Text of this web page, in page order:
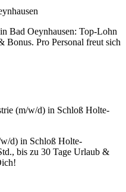
Bad Oeynhausen: Top-Lohn
Bonus. Pro Personal freut sich
(m/w/d) in Schloß Holte-
d) in Schloß Holte-
bis zu 30 Tage Urlaub &